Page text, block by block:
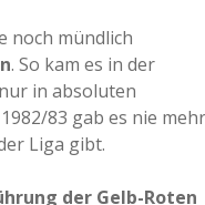
noch mündlich
. So kam es in der
in absoluten
83 gab es nie mehr
Liga gibt.
der Gelb-Roten